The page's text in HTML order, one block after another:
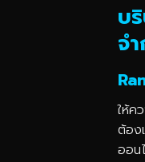
บ
จ
ให้ค
ต้อง
ออน